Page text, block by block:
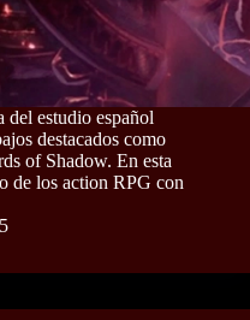
del estudio español
destacados como
of Shadow. En esta
de los action RPG con